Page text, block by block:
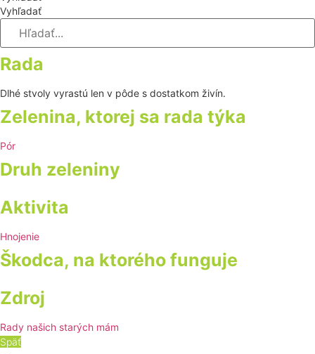
Vyhľadať
Rada
Dlhé stvoly vyrastú len v pôde s dostatkom živín.
Zelenina, ktorej sa rada týka
Pór
Druh zeleniny
Aktivita
Hnojenie
Škodca, na ktorého funguje
Zdroj
Rady našich starých mám
Späť